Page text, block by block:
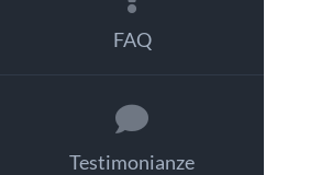
FAQ
Testimonianze